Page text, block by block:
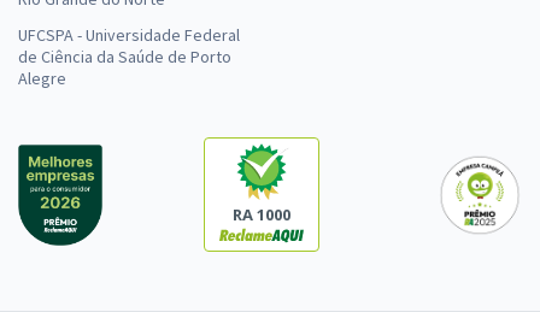
UFCSPA - Universidade Federal
de Ciência da Saúde de Porto
Alegre
RA 1000